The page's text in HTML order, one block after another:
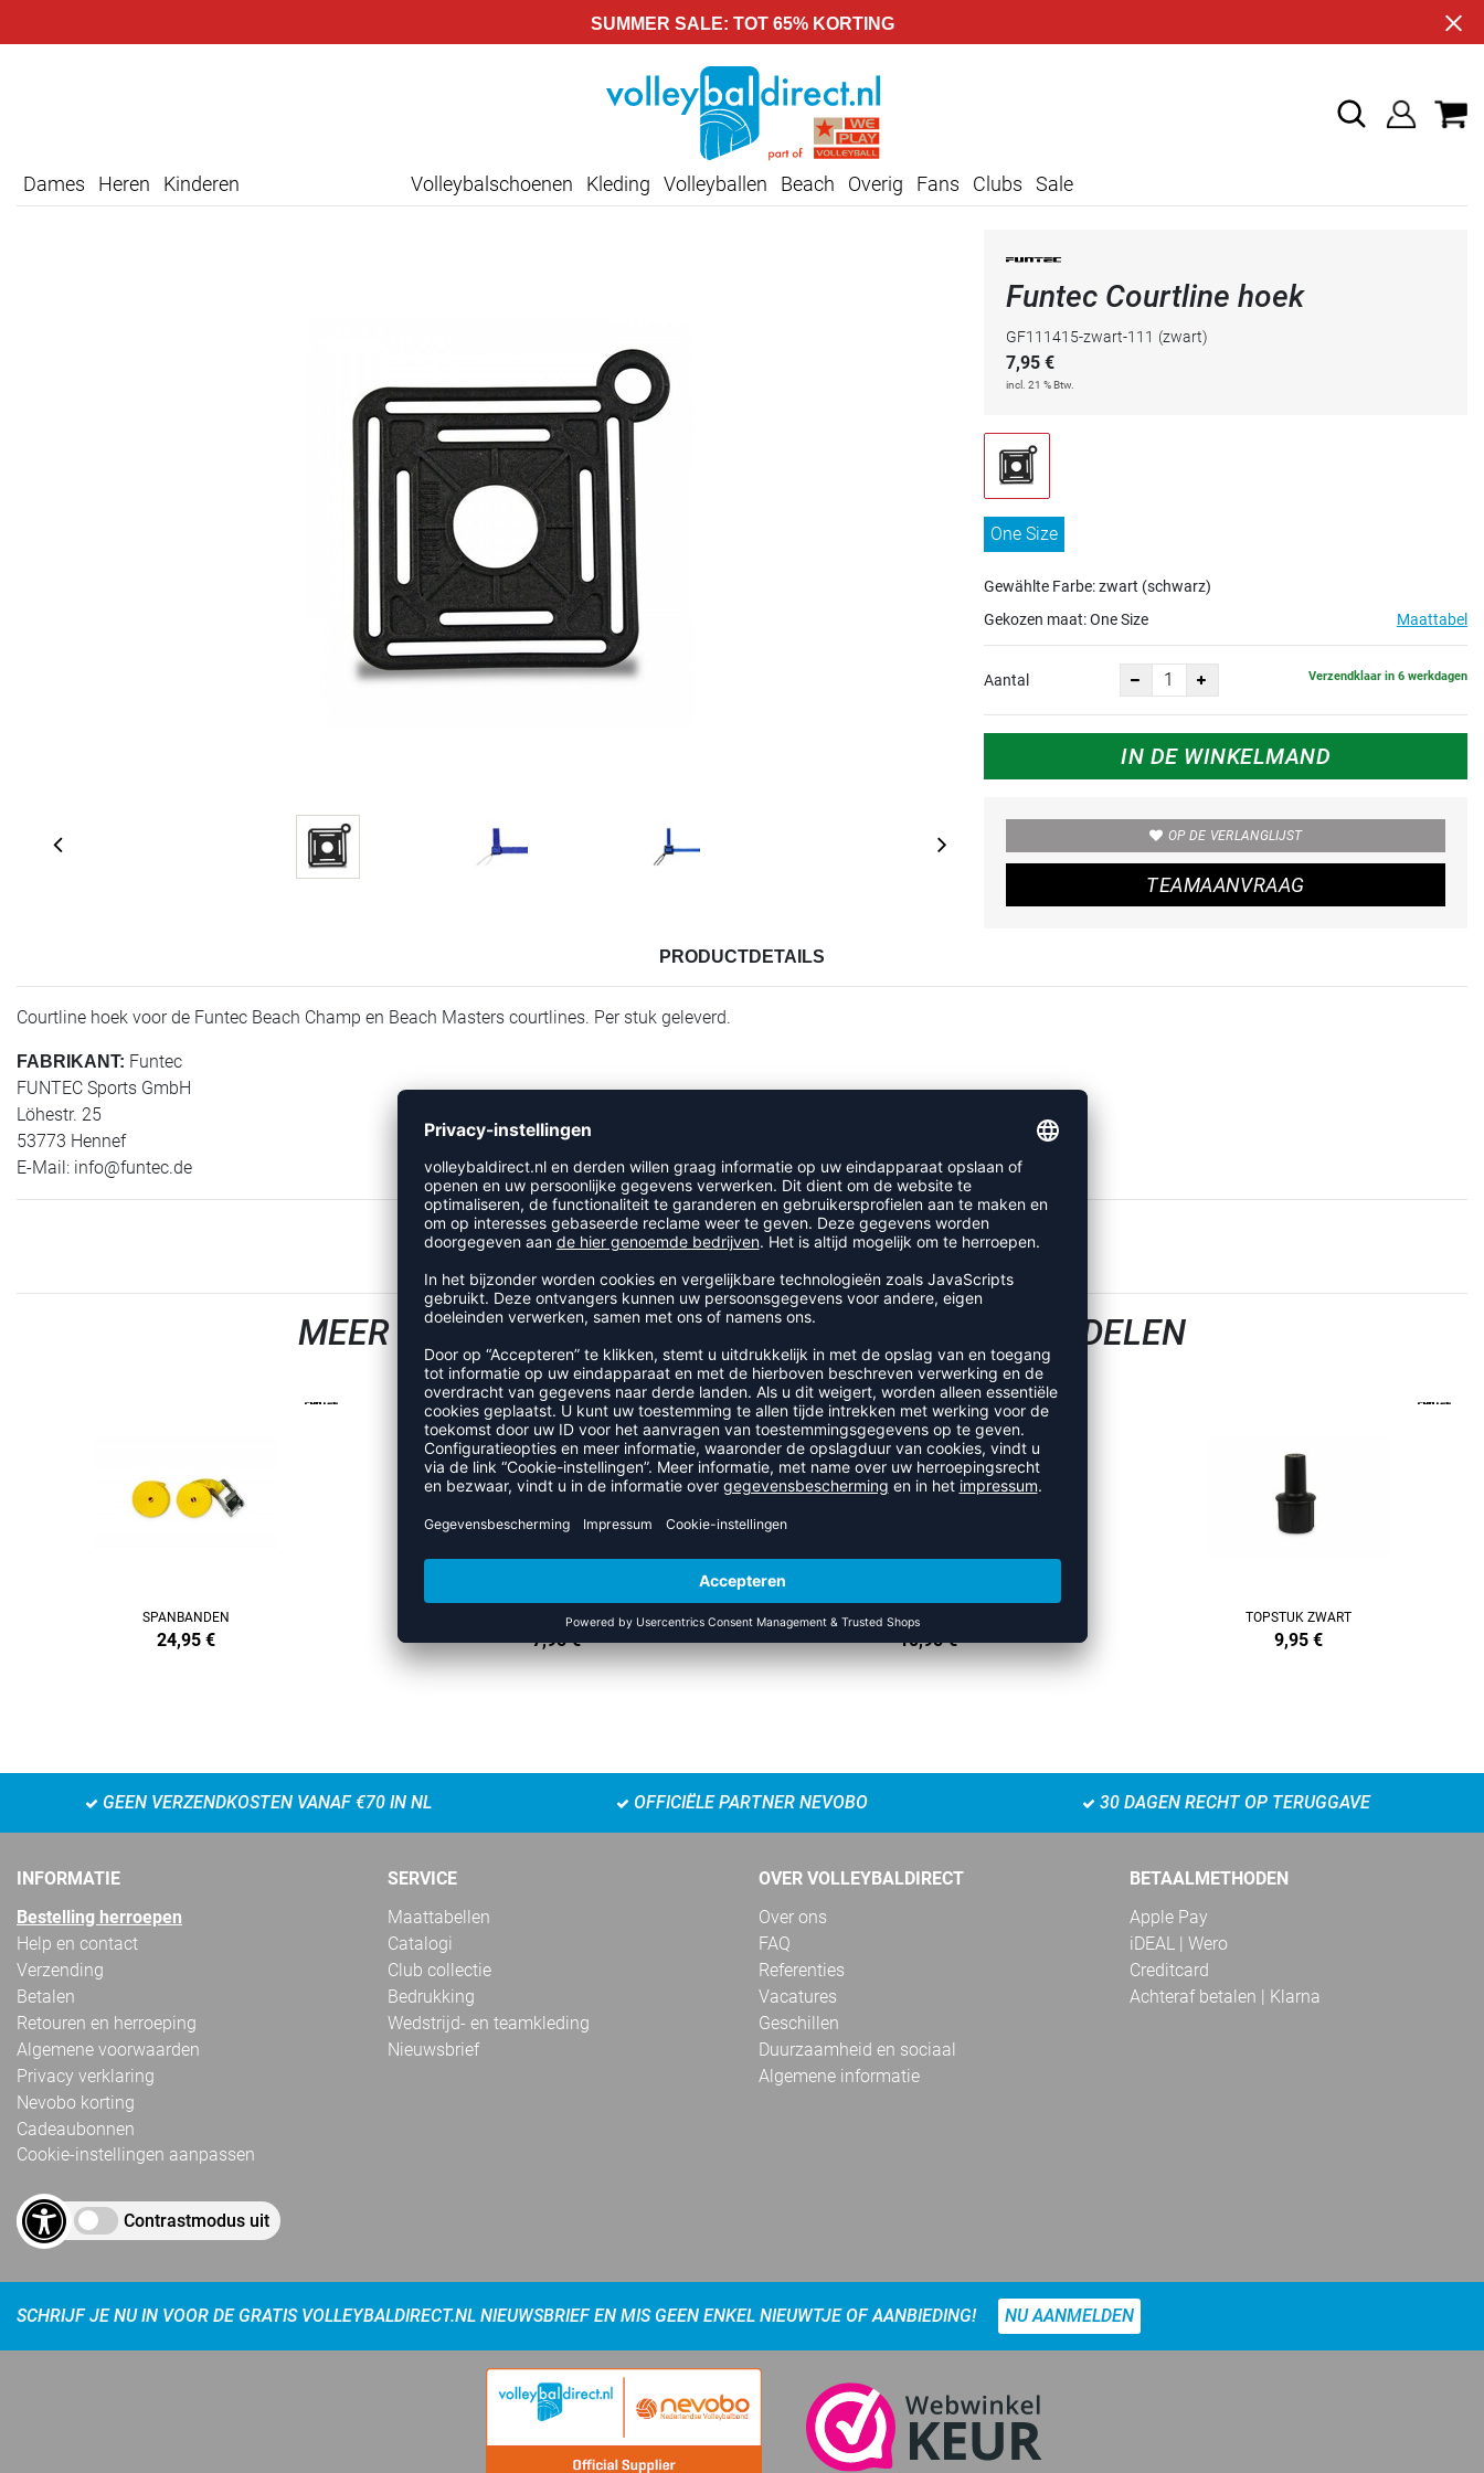
SUMMER SALE: TOT 65% KORTING
Dames Heren Kinderen Volleybalschoenen Kleding Volleyballen Beach Overig Fans Clubs Sale
Funtec Courtline hoek
GF111415-zwart-111 (zwart)
7,95 €
incl. 21 % Btw.
One Size
Gewählte Farbe: zwart (schwarz)
Gekozen maat:One Size Maattabel
Aantal Verzendklaar in 6 werkdagen
IN DE WINKELMAND
OP DE VERLANGLIJST
TEAMAANVRAAG
PRODUCTDETAILS
Courtline hoek voor de Funtec Beach Champ en Beach Masters courtlines. Per stuk geleverd.
FABRIKANT: Funtec
FUNTEC Sports GmbH
Löhestr. 25
53773 Hennef
E-Mail: info@funtec.de
RECENT BEKEKEN
MEER UIT DE CATEGORIE ACCESSOIRES & ONDERDELEN
SPANBANDEN
24,95 €
COURTLINE HOEK
7,95 €
TUSSENSTUK ZWART
10,95 €
TOPSTUK ZWART
9,95 €
GEEN VERZENDKOSTEN VANAF €70 IN NL OFFICIËLE PARTNER NEVOBO 30 DAGEN RECHT OP TERUGGAVE
INFORMATIE
Bestelling herroepen
Help en contact
Verzending
Betalen
Retouren en herroeping
Algemene voorwaarden
Privacy verklaring
Nevobo korting
Cadeaubonnen
Cookie-instellingen aanpassen
Contrastmodus uit
SERVICE
Maattabellen
Catalogi
Club collectie
Bedrukking
Wedstrijd- en teamkleding
Nieuwsbrief
OVER VOLLEYBALDIRECT
Over ons
FAQ
Referenties
Vacatures
Geschillen
Duurzaamheid en sociaal
Algemene informatie
BETAALMETHODEN
Apple Pay
iDEAL | Wero
Creditcard
Achteraf betalen | Klarna
SCHRIJF JE NU IN VOOR DE GRATIS VOLLEYBALDIRECT.NL NIEUWSBRIEF EN MIS GEEN ENKEL NIEUWTJE OF AANBIEDING! NU AANMELDEN